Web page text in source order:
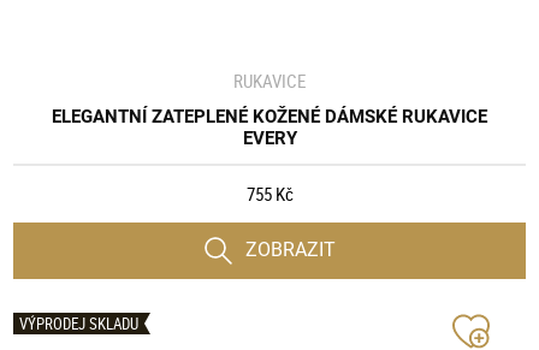
RUKAVICE
ELEGANTNÍ ZATEPLENÉ KOŽENÉ DÁMSKÉ RUKAVICE
EVERY
755 Kč
ZOBRAZIT
VÝPRODEJ SKLADU